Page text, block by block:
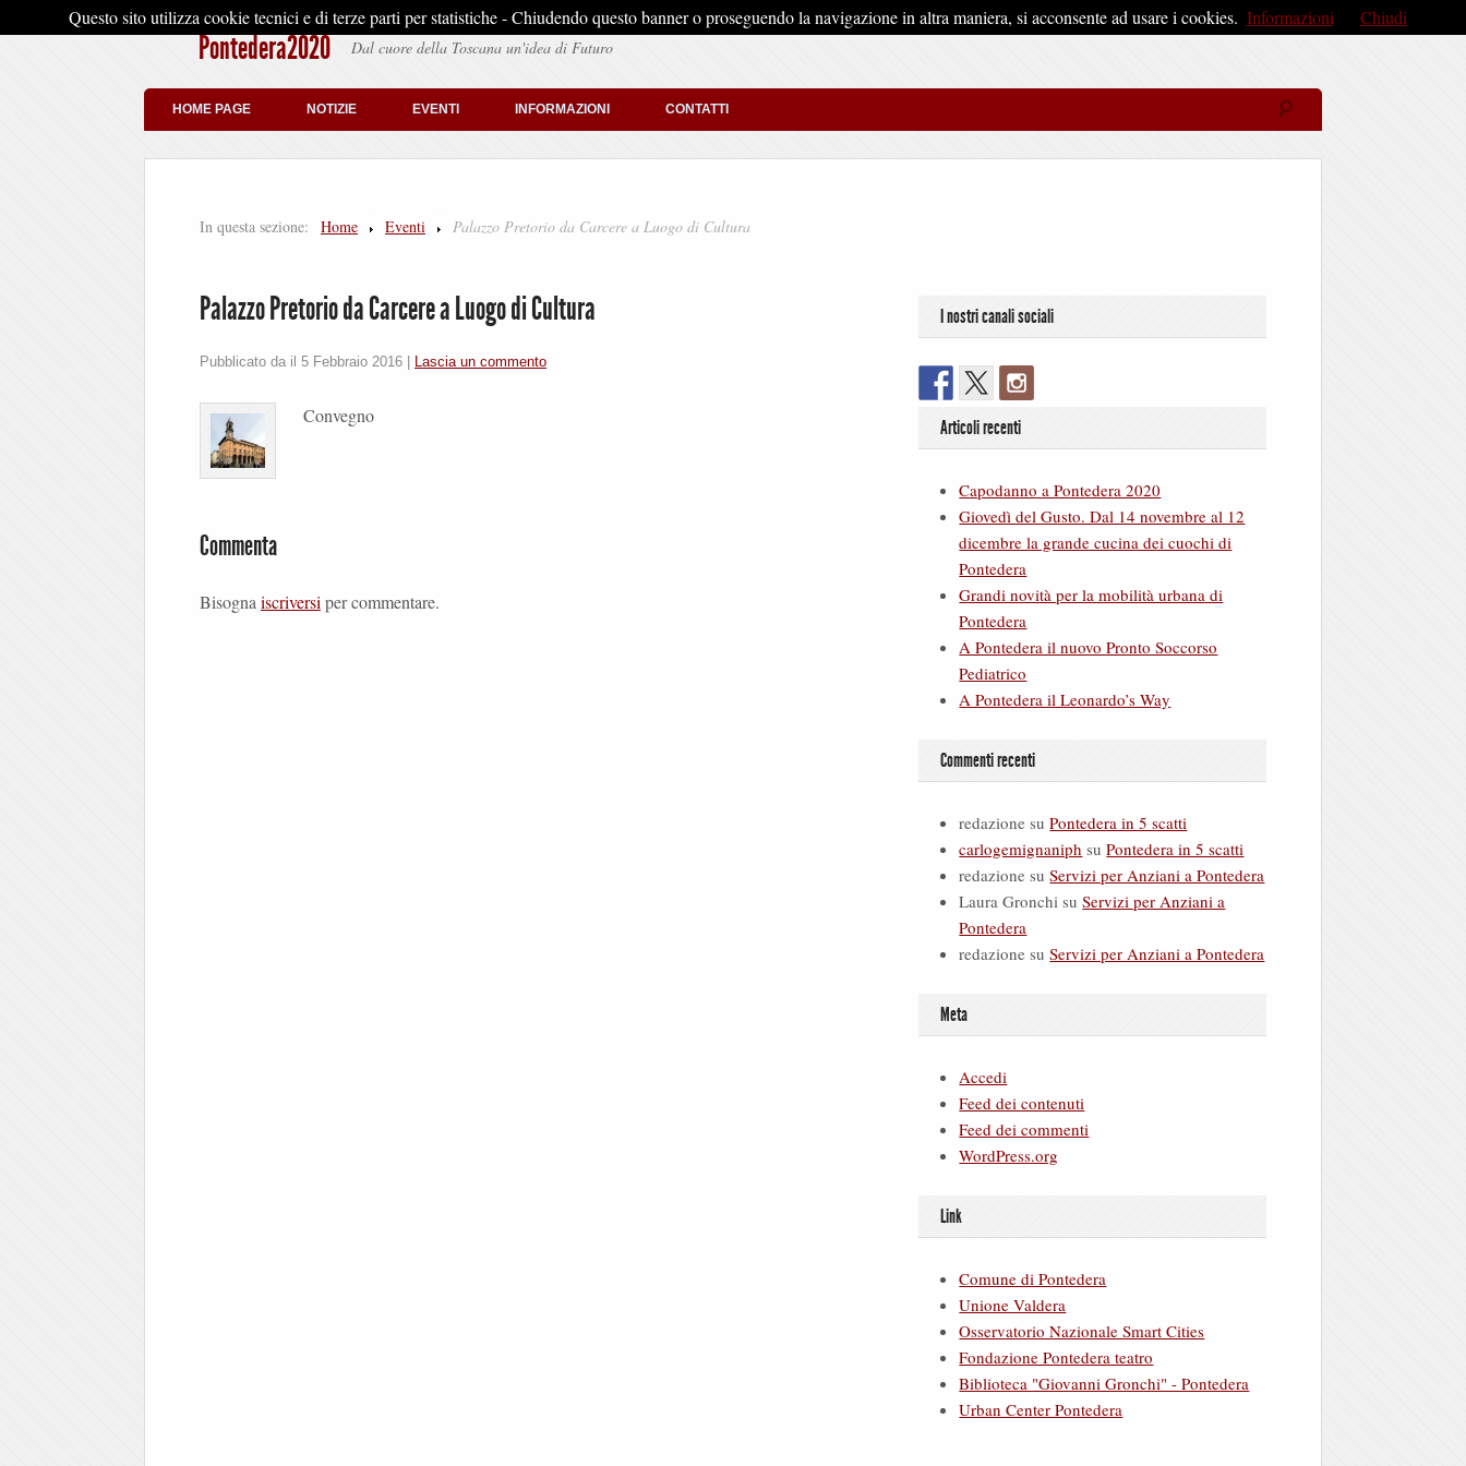
Pontedera2020 Dal cuore della Toscana un'idea di Futuro
HOME PAGE NOTIZIE EVENTI INFORMAZIONI CONTATTI
In questa sezione: Home Eventi Palazzo Pretorio da Carcere a Luogo di Cultura
Palazzo Pretorio da Carcere a Luogo di Cultura
Pubblicato da il 5 Febbraio 2016 Lascia un commento
Convegno
Commenta
Bisognaiscriversiper commentare.
I nostri canali sociali
Articoli recenti
Capodanno a Pontedera 2020
Giovedì del Gusto. Dal 14 novembre al 12
dicembre la grande cucina dei cuochi di
Pontedera
Grandi novità per la mobilità urbana di
Pontedera
A Pontedera il nuovo Pronto Soccorso
Pediatrico
A Pontedera il Leonardo’s Way
Commenti recenti
redazione suPontedera in 5 scatti
carlogemignaniph suPontedera in 5 scatti
redazione suServizi per Anziani a Pontedera
Laura Gronchi suServizi per Anziani a
Pontedera
redazione suServizi per Anziani a Pontedera
Meta
Accedi
Feed dei contenuti
Feed dei commenti
WordPress.org
Link
Comune di Pontedera
Unione Valdera
Osservatorio Nazionale Smart Cities
Fondazione Pontedera teatro
Biblioteca "Giovanni Gronchi" - Pontedera
Urban Center Pontedera
Questo sito utilizza cookie tecnici e di terze parti per statistiche - Chiudendo questo banner o proseguendo la navigazione in altra maniera, si acconsente ad usare i cookies. Informazioni Chiudi